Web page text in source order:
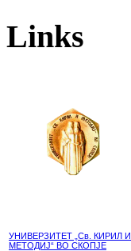
Links
УНИВЕРЗИТЕТ „Св. КИРИЛ И
МЕТОДИЈ“ ВО СКОПЈЕ